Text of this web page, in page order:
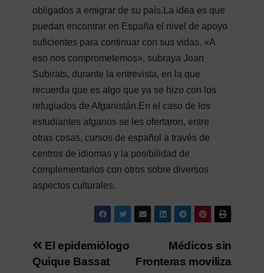
obligados a emigrar de su país.La idea es que
puedan encontrar en España el nivel de apoyo
suficientes para continuar con sus vidas. «A
eso nos comprometemos», subraya Joan
Subirats, durante la entrevista, en la que
recuerda que es algo que ya se hizo con los
refugiados de Afganistán.En el caso de los
estudiantes afganos se les ofertaron, entre
otras cosas, cursos de español a través de
centros de idiomas y la posibilidad de
complementarlos con otros sobre diversos
aspectos culturales.
Navegación
Médicos sin
Fronteras moviliza
El epidemiólogo
Quique Bassat